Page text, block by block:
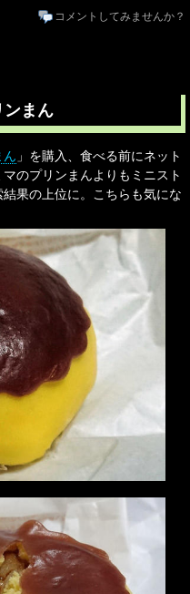
コメントしてみませんか？
ンまん
ん 」を購入、食べる前にネット
のプリンまんよりもミニスト
果の上位に。こちらも気にな